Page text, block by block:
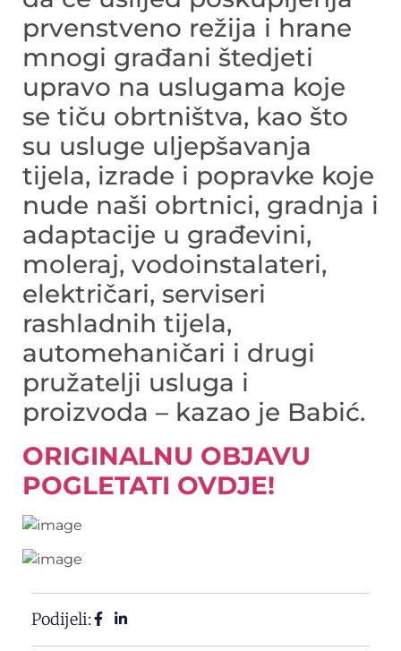
prvenstveno režija i hrane
mnogi građani štedjeti
upravo na uslugama koje
se tiču obrtništva, kao što
su usluge uljepšavanja
tijela, izrade i popravke koje
nude naši obrtnici, gradnja i
adaptacije u građevini,
moleraj, vodoinstalateri,
električari, serviseri
rashladnih tijela,
automehaničari i drugi
pružatelji usluga i
proizvoda – kazao je Babić.
ORIGINALNU OBJAVU
POGLETATI OVDJE!
Podijeli: